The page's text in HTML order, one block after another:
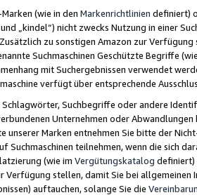
(wie in den Markenrichtlinien definiert)
und „kindel“) nicht zwecks Nutzung in einer
zu sonstigen Amazon zur
Suchmaschinen Geschützte Begriffe
mit Suchergebnissen verwendet
verfügt über entsprechende
Suchbegriffe oder andere
Unternehmen oder
unserer Marken entnehmen Sie bitte der
Suchmaschinen teilnehmen, wenn die sich
(wie im Vergütungskatalog definiert)
Verfügung stellen, damit Sie bei
auftauchen, solange Sie die